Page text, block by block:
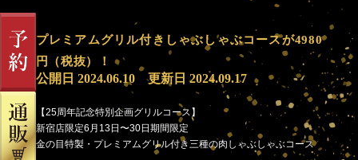
プレミアムグリル付きしゃぶしゃぶコースが4980
円（税抜）！
公開日 2024.06.10更新日2024.09.17
【25周年記念特別企画グリルコース】
新宿店限定6月13日〜30日期間限定
金の目特製・プレミアムグリル付き三種の肉しゃぶしゃぶコース